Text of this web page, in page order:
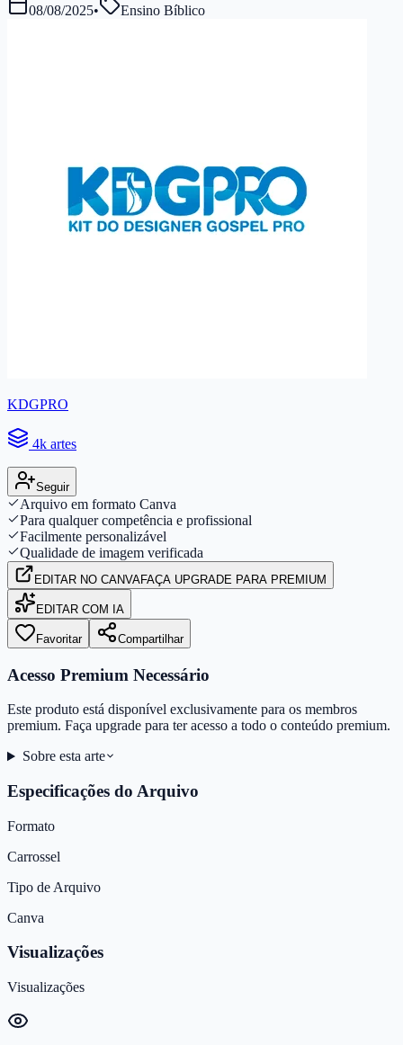
08/08/2025• Ensino Bíblico
KDGPRO
4k artes
Seguir
Arquivo em formato Canva
Para qualquer competência e profissional
Facilmente personalizável
Qualidade de imagem verificada
EDITAR NO CANVAFAÇA UPGRADE PARA PREMIUM
EDITAR COM IA
Favoritar Compartilhar
Acesso Premium Necessário
Este produto está disponível exclusivamente para os membros
premium. Faça upgrade para ter acesso a todo o conteúdo premium.
Sobre esta arte
Especificações do Arquivo
Formato
Carrossel
Tipo de Arquivo
Canva
Visualizações
Visualizações